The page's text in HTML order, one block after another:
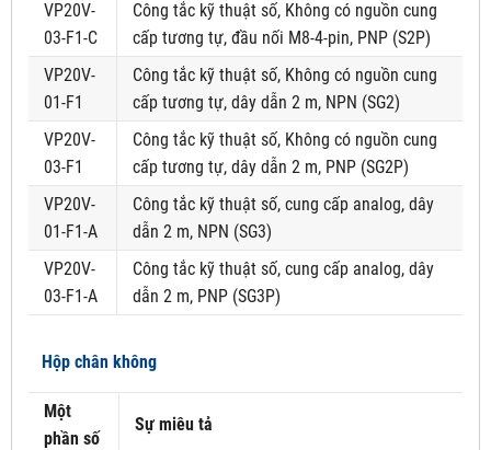
VP20V-
03-F1-C
Công tắc kỹ thuật số, Không có nguồn cung
cấp tương tự, đầu nối M8-4-pin, PNP (S2P)
VP20V-
01-F1
Công tắc kỹ thuật số, Không có nguồn cung
cấp tương tự, dây dẫn 2 m, NPN (SG2)
VP20V-
03-F1
Công tắc kỹ thuật số, Không có nguồn cung
cấp tương tự, dây dẫn 2 m, PNP (SG2P)
VP20V-
01-F1-A
Công tắc kỹ thuật số, cung cấp analog, dây
dẫn 2 m, NPN (SG3)
VP20V-
03-F1-A
Công tắc kỹ thuật số, cung cấp analog, dây
dẫn 2 m, PNP (SG3P)
Hộp chân không
Một
phần số
Sự miêu tả